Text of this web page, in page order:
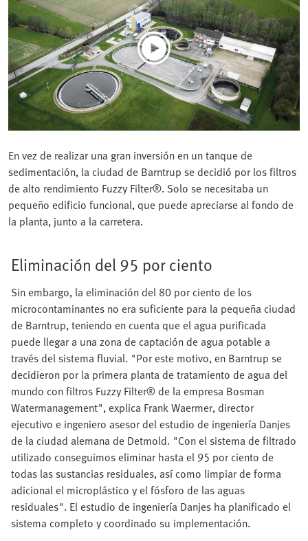
En vez de realizar una gran inversión en un tanque de
sedimentación, la ciudad de Barntrup se decidió por los filtros
de alto rendimiento Fuzzy Filter®. Solo se necesitaba un
pequeño edificio funcional, que puede apreciarse al fondo de
la planta, junto a la carretera.
Eliminación del 95 por ciento
Sin embargo, la eliminación del 80 por ciento de los
microcontaminantes no era suficiente para la pequeña ciudad
de Barntrup, teniendo en cuenta que el agua purificada
puede llegar a una zona de captación de agua potable a
través del sistema fluvial. "Por este motivo, en Barntrup se
decidieron por la primera planta de tratamiento de agua del
mundo con filtros Fuzzy Filter® de la empresa Bosman
Watermanagement", explica Frank Waermer, director
ejecutivo e ingeniero asesor del estudio de ingeniería Danjes
de la ciudad alemana de Detmold. "Con el sistema de filtrado
utilizado conseguimos eliminar hasta el 95 por ciento de
todas las sustancias residuales, así como limpiar de forma
adicional el microplástico y el fósforo de las aguas
residuales". El estudio de ingeniería Danjes ha planificado el
sistema completo y coordinado su implementación.